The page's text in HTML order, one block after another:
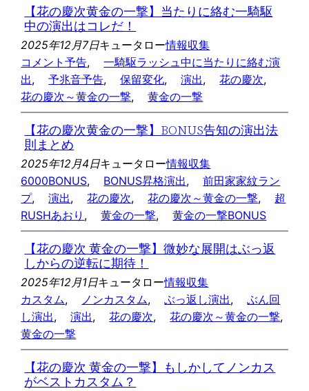
【花の慶次黄金の一撃】当たりに絡む一騎駆
中の演出はコレだ！
2025年12月7日キュータロー情報収集
コメント予告,
一騎駆ラッシュ中に当たりに絡む演
出, 予兆音予告, 保留変化, 演出, 花の慶次
花の慶次～黄金の一撃, 黄金の一撃
【花の慶次黄金の一撃】BONUS告知の演出法
則まとめ
2025年12月4日キュータロー情報収集
6000BONUS, BONUS昇格演出,
前田家家紋ラン
プ, 演出, 花の慶次, 花の慶次～黄金の一撃,
超
RUSHあおり , 黄金の一撃, 黄金の一撃BONUS
【花の慶次 黄金の一撃】微妙な展開はぶっ返
しからの逆転に期待！
2025年12月1日キュータロー情報収集
カスタム, ノンカスタム, ぶっ返し演出,
ぶん回
し演出, 演出, 花の慶次, 花の慶次～黄金の一撃
黄金の一撃
【花の慶次 黄金の一撃】もしかしてノンカス
がベストカスタム？